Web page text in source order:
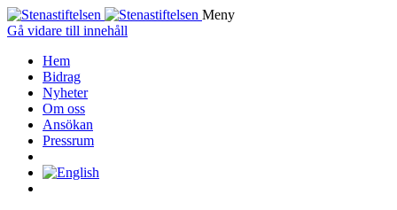
Meny
Gå vidare till innehåll
Hem
Bidrag
Nyheter
Om oss
Ansökan
Pressrum